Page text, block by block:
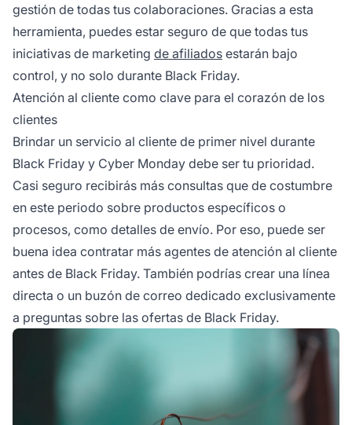
gestión de todas tus colaboraciones. Gracias a esta
herramienta, puedes estar seguro de que todas tus
iniciativas de marketing de afiliados estarán bajo
control, y no solo durante Black Friday.
Atención al cliente como clave para el corazón de los
clientes
Brindar un servicio al cliente de primer nivel durante
Black Friday y Cyber Monday debe ser tu prioridad.
Casi seguro recibirás más consultas que de costumbre
en este periodo sobre productos específicos o
procesos, como detalles de envío. Por eso, puede ser
buena idea contratar más agentes de atención al cliente
antes de Black Friday. También podrías crear una línea
directa o un buzón de correo dedicado exclusivamente
a preguntas sobre las ofertas de Black Friday.